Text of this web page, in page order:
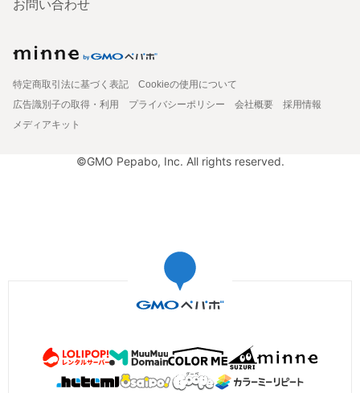
お問い合わせ
特定商取引法に基づく表記
Cookieの使用について
広告識別子の取得・利用
プライバシーポリシー 会社概要
採用情報
メディアキット
©GMO Pepabo, Inc. All rights reserved.